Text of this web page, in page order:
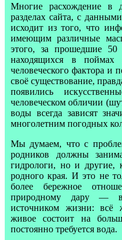
Многие расхождение в
разделах сайта, с
исходит из того, что
имеющим различные
этого, за прошедшие 50
находящихся в поймах
человеческого фактора и
своё существование,
появились
человеческом обличии
воды всегда зависят
многолетним погодных
Мы думаем, что с
родников должны
гидрологи, но и другие,
родного края. И это не
более бережное
природному дару —
источником жизни: всё
живое состоит на
постоянно требуется вода.